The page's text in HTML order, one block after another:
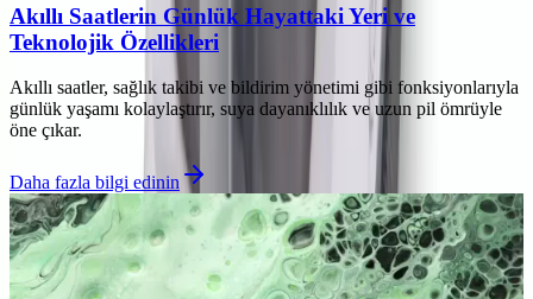
Akıllı Saatlerin Günlük Hayattaki Yeri ve
Teknolojik Özellikleri
Akıllı saatler, sağlık takibi ve bildirim yönetimi gibi fonksiyonlarıyla
günlük yaşamı kolaylaştırır, suya dayanıklılık ve uzun pil ömrüyle
öne çıkar.
Daha fazla bilgi edinin